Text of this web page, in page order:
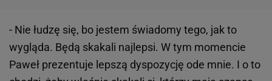
- Nie łudzę się, bo jestem świadomy tego, jak to
wygląda. Będą skakali najlepsi. W tym momencie
Paweł prezentuje lepszą dyspozycję ode mnie. I o to